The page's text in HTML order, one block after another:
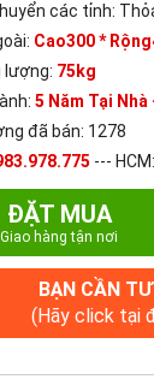
các tỉnh:
Cao300 *
lượng: 75kg
5 Năm Tại
đã bán: 1278
--- HCM:
ĐẶT MUA
Giao hàng tận nơi
BẠN CẦN
(Hãy click tại